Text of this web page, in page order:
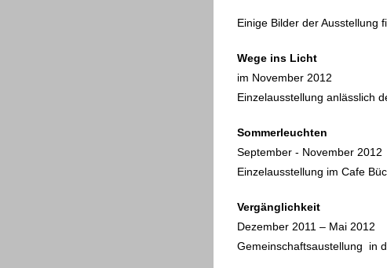
Einige Bilder der Ausstellung
Wege ins Licht
im November 2012
Einzelausstellung anlässlich
Sommerleuchten
September - November 2012
Einzelausstellung im Cafe
Vergänglichkeit
Dezember 2011 – Mai 2012
Gemeinschaftsaustellung in